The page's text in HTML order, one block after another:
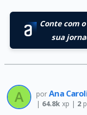
Conte com
sua
por Ana
| 64.8kxp | 2